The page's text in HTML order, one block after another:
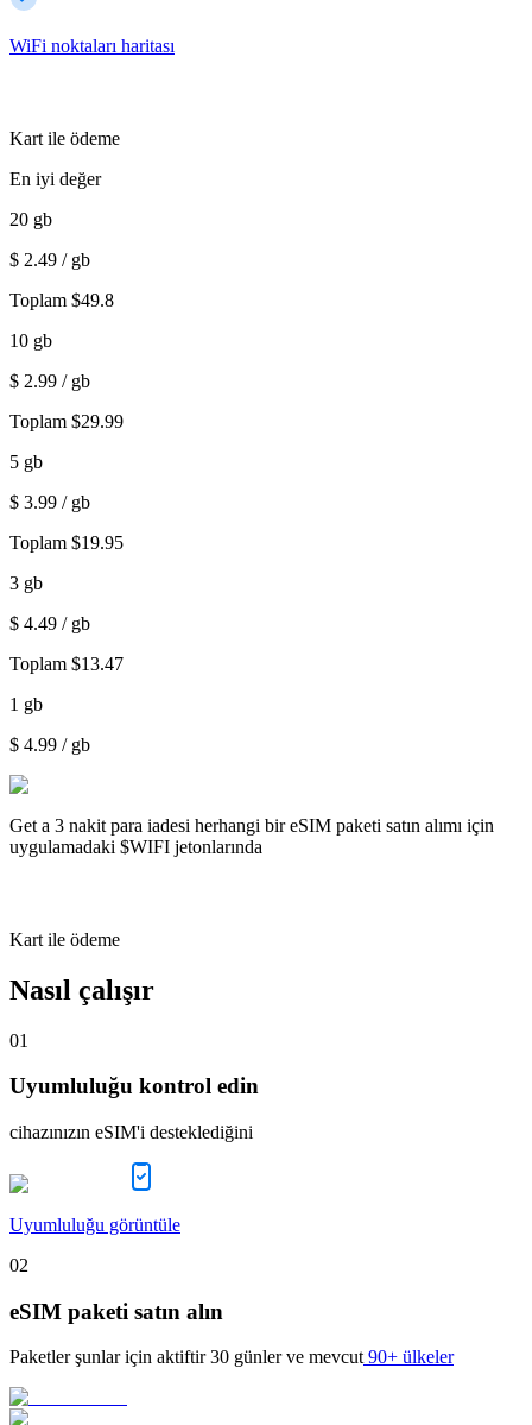
WiFi noktaları haritası
Kart ile ödeme
En iyi değer
20 gb
$ 2.49 / gb
Toplam $49.8
10 gb
$ 2.99 / gb
Toplam $29.99
5 gb
$ 3.99 / gb
Toplam $19.95
3 gb
$ 4.49 / gb
Toplam $13.47
1 gb
$ 4.99 / gb
Get a 3 nakit para iadesi herhangi bir eSIM paketi satın alımı için
uygulamadaki $WIFI jetonlarında
Kart ile ödeme
Nasıl çalışır
01
Uyumluluğu kontrol edin
cihazınızın eSIM'i desteklediğini
Uyumluluğu görüntüle
02
eSIM paketi satın alın
Paketler şunlar için aktiftir 30 günler ve mevcut 90+ ülkeler